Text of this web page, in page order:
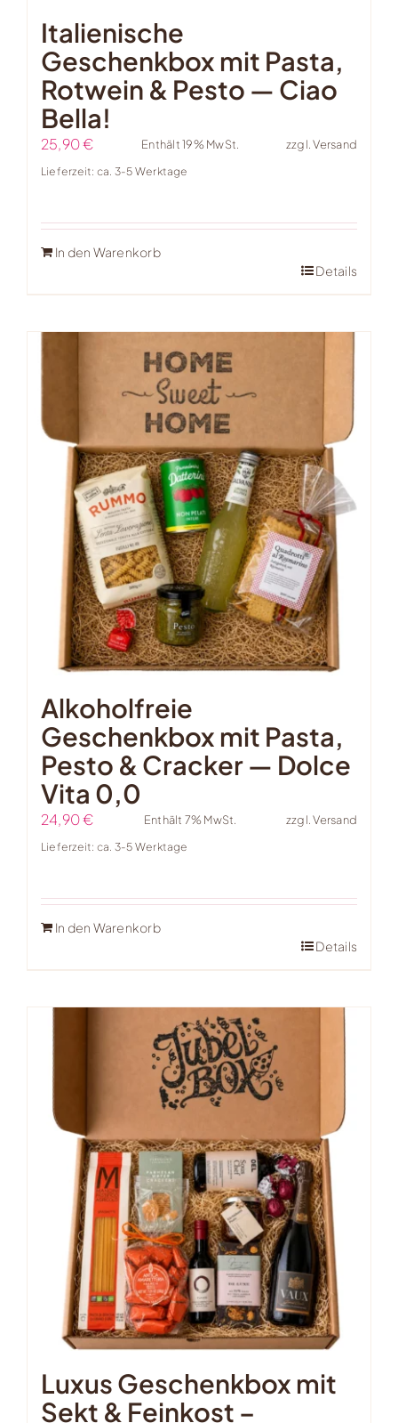
Italienische
Geschenkbox mit Pasta,
Rotwein & Pesto — Ciao
Bella!
25,90€ Enthält 19% MwSt. zzgl.Versand
Lieferzeit: ca. 3-5 Werktage
In den Warenkorb
Details
Alkoholfreie
Geschenkbox mit Pasta,
Pesto & Cracker — Dolce
Vita 0,0
24,90€ Enthält 7% MwSt. zzgl.Versand
Lieferzeit: ca. 3-5 Werktage
In den Warenkorb
Details
Luxus Geschenkbox mit
Sekt & Feinkost –